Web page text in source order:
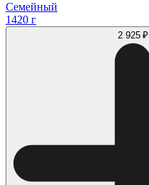
Семейный
1420 г
2 925 ₽